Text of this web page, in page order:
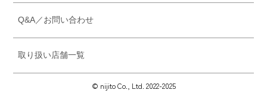
Q&A／お問い合わせ
取り扱い店舗一覧
© nijito Co., Ltd. 2022-2025